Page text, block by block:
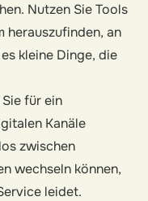
Nutzen Sie Tools
herauszufinden, an
kleine Dinge, die
für ein
Kanäle
zwischen
wechseln können,
leidet.